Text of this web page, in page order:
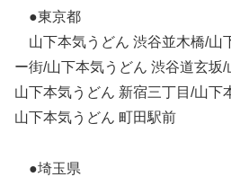
●東京都
山下本気うどん 渋谷並木橋/山
ー街/山下本気うどん 渋谷道玄坂
山下本気うどん 新宿三丁目/山下
山下本気うどん 町田駅前
●埼玉県